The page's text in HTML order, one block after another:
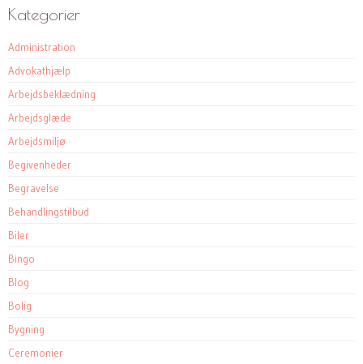
Kategorier
Administration
Advokathjælp
Arbejdsbeklædning
Arbejdsglæde
Arbejdsmiljø
Begivenheder
Begravelse
Behandlingstilbud
Biler
Bingo
Blog
Bolig
Bygning
Ceremonier